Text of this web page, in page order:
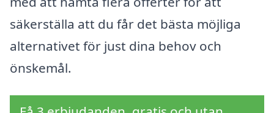
säkerställa att du får det bästa möjliga
alternativet för just dina behov och
önskemål.